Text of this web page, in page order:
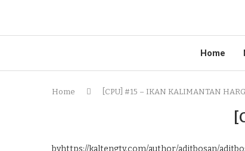
Home
Home [CPU] #15 – IKAN KALIMANTAN
byhttps://kaltengtv.com/author/aditbosan/